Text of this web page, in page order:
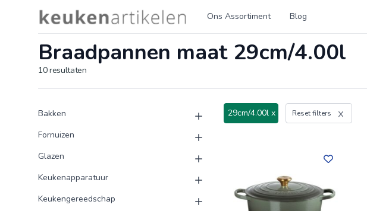
Logo keukenartikelen.com Ons Assortiment Blog
Braadpannen maat 29cm/4.00l
10resultaten
Producten
Product categorieën
Bakken
Fornuizen
Glazen
Keukenapparatuur
Keukengereedschap
29cm/4.00l x Reset filters